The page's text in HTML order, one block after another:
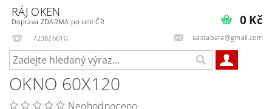
RÁJ OKEN
Doprava ZDARMA po celé ČR
723826610
aastabara@gmail.com
0 Kč
OKNO 60X120
Neohodnoceno